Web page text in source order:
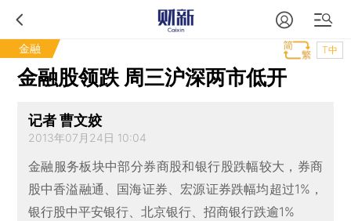
金融 T中
金融股领跌 周三沪深两市低开
记者 曹文姣
2013年07月24日 10:04
金融服务板块中部分券商股和银行股跌幅较大，券商
股中香溢融通、国海证券、宏源证券跌幅均超过1%，
银行股中平安银行、北京银行、招商银行跌逾1%